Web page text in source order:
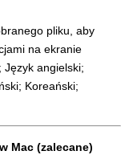
pliku, aby
na ekranie
Język angielski;
Koreański;
Mac (zalecane)